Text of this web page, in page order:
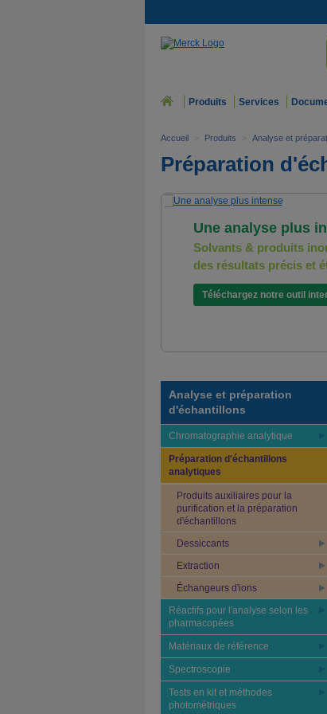
Produits Services
Accueil > Produits > Analyse et
Préparation
Une analyse plus
Solvants & produits
des résultats précis et
Téléchargez notre outil
Analyse et préparation
d'échantillons
Chromatographie analytique
Préparation d'échantillons
analytiques
Produits auxiliaires pour la
purification et la préparation
d'échantillons
Dessiccants
Extraction
Échangeurs d'ions
Réactifs pour l'analyse selon les
pharmacopées
Matériaux de référence
Spectroscopie
Tests en kit et méthodes
photométriques